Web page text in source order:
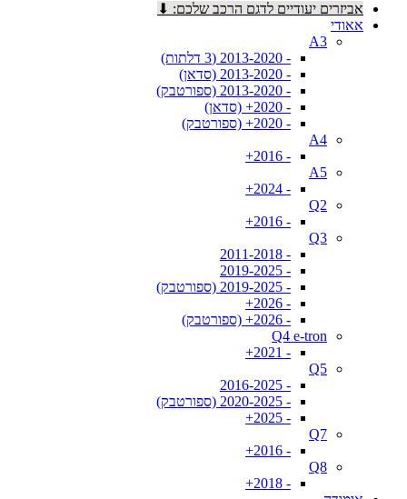
אביזרים יעודיים לדגם הרכב שלכם: ⬇
אאודי
A3
- 2013-2020 (3 דלתות)
- 2013-2020 (סדאן)
- 2013-2020 (ספורטבק)
- 2020+ (סדאן)
- 2020+ (ספורטבק)
A4
- 2016+
A5
- 2024+
Q2
- 2016+
Q3
- 2011-2018
- 2019-2025
- 2019-2025 (ספורטבק)
- 2026+
- 2026+ (ספורטבק)
Q4 e-tron
- 2021+
Q5
- 2016-2025
- 2020-2025 (ספורטבק)
- 2025+
Q7
- 2016+
Q8
- 2018+